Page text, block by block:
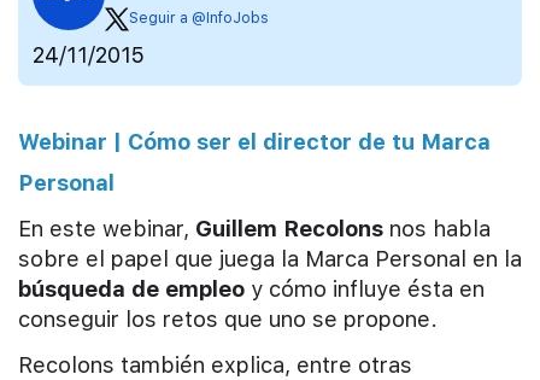
Seguir a @InfoJobs
24/11/2015
Webinar | Cómo ser el director de tu Marca
Personal
En este webinar, Guillem Recolons nos habla
sobre el papel que juega la Marca Personal en la
búsqueda de empleo y cómo influye ésta en
conseguir los retos que uno se propone.
Recolons también explica, entre otras